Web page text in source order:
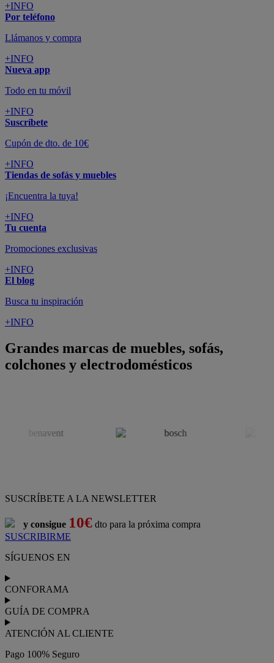
+INFO
Por teléfono
Llámanos y compra
+INFO
Nueva app
Todo en tu móvil
+INFO
Suscríbete
Cupón de dto. de 10€
+INFO
Tiendas de sofás y muebles
¡Encuentra la tuya!
+INFO
Tu cuenta
Promociones exclusivas
+INFO
El blog
Busca tu inspiración
+INFO
Grandes marcas de muebles, sofás,
colchones y electrodomésticos
SUSCRÍBETE A LA NEWSLETTER
y consigue 10€ dto para la próxima compra
SUSCRIBIRME
SÍGUENOS EN
CONFORAMA
GUÍA DE COMPRA
ATENCIÓN AL CLIENTE
Pago 100% Seguro